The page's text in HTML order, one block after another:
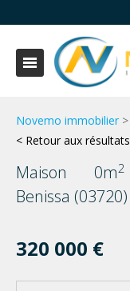
Novemo immobilier >
< Retour aux résultats
Maison 0m2
Benissa (03720)
320 000 €